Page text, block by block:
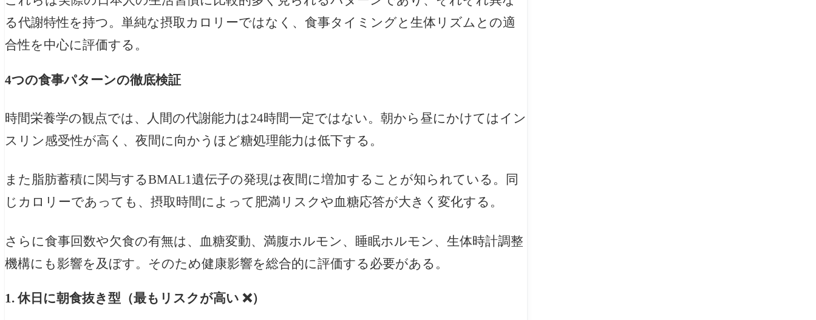
る代謝特性を持つ。単純な摂取カロリーではなく、食事タイミングと生体リズムとの適
合性を中心に評価する。
4つの食事パターンの徹底検証
時間栄養学の観点では、人間の代謝能力は24時間一定ではない。朝から昼にかけてはイン
スリン感受性が高く、夜間に向かうほど糖処理能力は低下する。
また脂肪蓄積に関与するBMAL1遺伝子の発現は夜間に増加することが知られている。同
じカロリーであっても、摂取時間によって肥満リスクや血糖応答が大きく変化する。
さらに食事回数や欠食の有無は、血糖変動、満腹ホルモン、睡眠ホルモン、生体時計調整
機構にも影響を及ぼす。そのため健康影響を総合的に評価する必要がある。
1. 休日に朝食抜き型（最もリスクが高い ❌）